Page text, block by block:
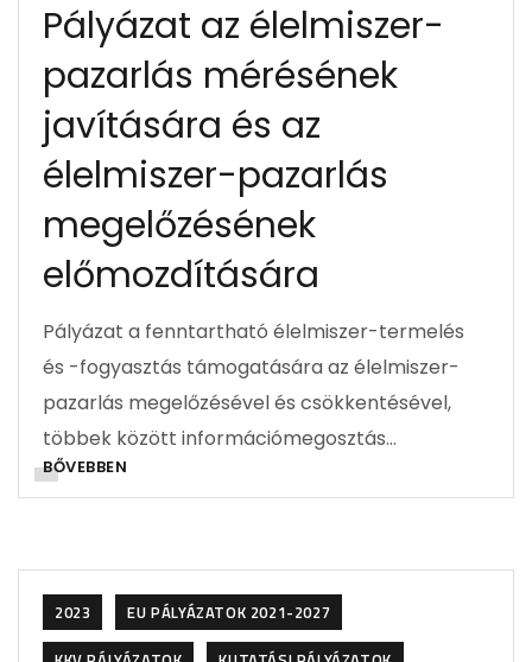
Pályázat az élelmiszer-
pazarlás mérésének
javítására és az
élelmiszer-pazarlás
megelőzésének
előmozdítására
Pályázat a fenntartható élelmiszer-termelés
és -fogyasztás támogatására az élelmiszer-
pazarlás megelőzésével és csökkentésével,
többek között információmegosztás…
BŐVEBBEN
2023
EU PÁLYÁZATOK 2021-2027